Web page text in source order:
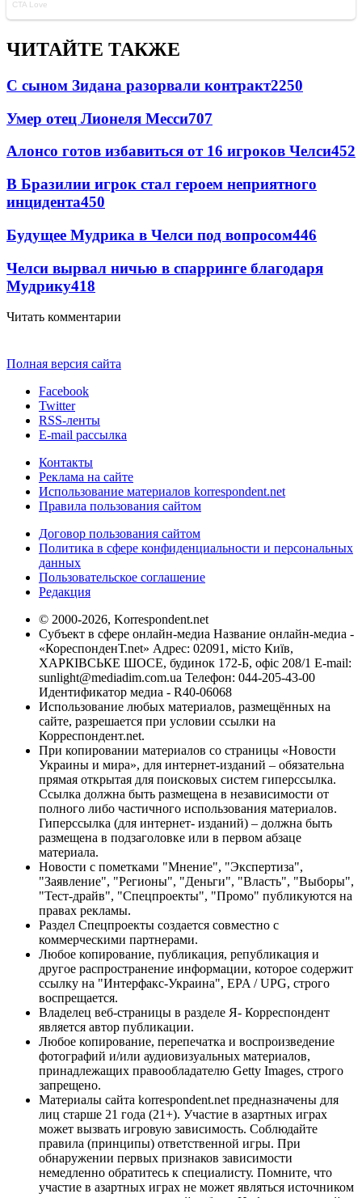
ЧИТАЙТЕ ТАКЖЕ
С сыном Зидана разорвали контракт2250
Умер отец Лионеля Месси707
Алонсо готов избавиться от 16 игроков Челси452
В Бразилии игрок стал героем неприятного
инцидента450
Будущее Мудрика в Челси под вопросом446
Челси вырвал ничью в спарринге благодаря
Мудрику418
Читать комментарии
Полная версия сайта
Facebook
Twitter
RSS-ленты
E-mail рассылка
Контакты
Реклама на сайте
Использование материалов korrespondent.net
Правила пользования сайтом
Договор пользования сайтом
Политика в сфере конфиденциальности и персональных
данных
Пользовательское соглашение
Редакция
© 2000-2026, Korrespondent.net
Субъект в сфере онлайн-медиа Название онлайн-медиа -
«КореспонденТ.net» Адрес: 02091, місто Київ,
ХАРКІВСЬКЕ ШОСЕ, будинок 172-Б, офіс 208/1 E-mail:
sunlight@mediadim.com.ua Телефон: 044-205-43-00
Идентификатор медиа - R40-06068
Использование любых материалов, размещённых на
сайте, разрешается при условии ссылки на
Корреспондент.net.
При копировании материалов со страницы «Новости
Украины и мира», для интернет-изданий – обязательна
прямая открытая для поисковых систем гиперссылка.
Ссылка должна быть размещена в независимости от
полного либо частичного использования материалов.
Гиперссылка (для интернет- изданий) – должна быть
размещена в подзаголовке или в первом абзаце
материала.
Новости с пометками "Мнение", "Экспертиза",
"Заявление", "Регионы", "Деньги", "Власть", "Выборы",
"Тест-драйв", "Спецпроекты", "Промо" публикуются на
правах рекламы.
Раздел Спецпроекты создается совместно с
коммерческими партнерами.
Любое копирование, публикация, републикация и
другое распространение информации, которое содержит
ссылку на "Интерфакс-Украина", EPA / UPG, строго
воспрещается.
Владелец веб-страницы в разделе Я- Корреспондент
является автор публикации.
Любое копирование, перепечатка и воспроизведение
фотографий и/или аудиовизуальных материалов,
принадлежащих правообладателю Getty Images, строго
запрещено.
Материалы сайта korrespondent.net предназначены для
лиц старше 21 года (21+). Участие в азартных играх
может вызвать игровую зависимость. Соблюдайте
правила (принципы) ответственной игры. При
обнаружении первых признаков зависимости
немедленно обратитесь к специалисту. Помните, что
участие в азартных играх не может являться источником